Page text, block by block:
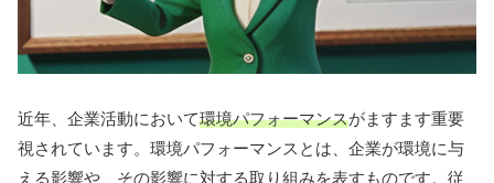
近年、企業活動において環境パフォーマンスがますます重要
視されています。環境パフォーマンスとは、企業が環境に与
える影響や、その影響に対する取り組みを表すものです。従